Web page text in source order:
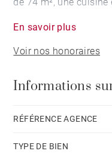
de 74 m², une
parentale composent
483 m² avec
Montant moyen de la
ce bien est exposé
GOILLON - Agent
En savoir plus
Voir nos honoraires
Informations
RÉFÉRENCE AGENCE
TYPE DE BIEN